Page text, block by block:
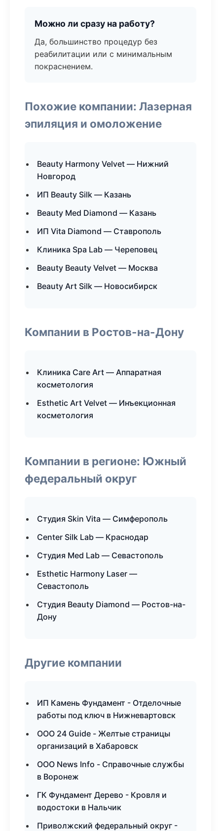
Можно ли сразу на работу?
Да, большинство процедур без
реабилитации или с минимальным
покраснением.
Похожие компании: Лазерная
эпиляция и омоложение
Beauty Harmony Velvet — Нижний
Новгород
ИП Beauty Silk — Казань
Beauty Med Diamond — Казань
ИП Vita Diamond — Ставрополь
Клиника Spa Lab — Череповец
Beauty Beauty Velvet — Москва
Beauty Art Silk — Новосибирск
Компании в Ростов-на-Дону
Клиника Care Art — Аппаратная
косметология
Esthetic Art Velvet — Инъекционная
косметология
Компании в регионе: Южный
федеральный округ
Студия Skin Vita — Симферополь
Center Silk Lab — Краснодар
Студия Med Lab — Севастополь
Esthetic Harmony Laser —
Севастополь
Студия Beauty Diamond — Ростов-на-
Дону
Другие компании
ИП Камень Фундамент - Отделочные
работы под ключ в Нижневартовск
ООО 24 Guide - Желтые страницы
организаций в Хабаровск
ООО News Info - Справочные службы
в Воронеж
ГК Фундамент Дерево - Кровля и
водостоки в Нальчик
Приволжский федеральный округ -